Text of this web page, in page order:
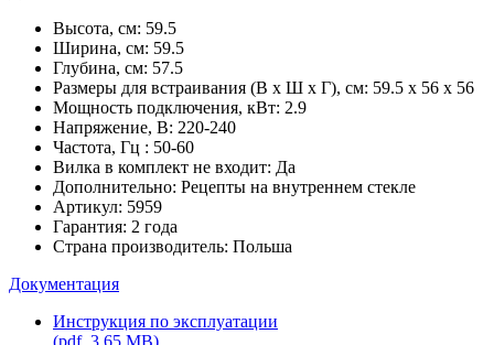
Высота, см: 59.5
Ширина, см: 59.5
Глубина, см: 57.5
Размеры для встраивания (В х Ш х Г), см: 59.5 х 56 х 56
Мощность подключения, кВт: 2.9
Напряжение, В: 220-240
Частота, Гц : 50-60
Вилка в комплект не входит: Да
Дополнительно: Рецепты на внутреннем стекле
Артикул: 5959
Гарантия: 2 года
Страна производитель: Польша
Документация
Инструкция по эксплуатации
(pdf, 3.65 MB)